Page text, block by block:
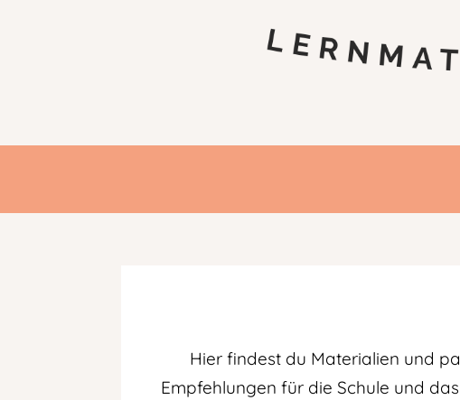
Hier findest du Materialien und
Empfehlungen für die Schule und